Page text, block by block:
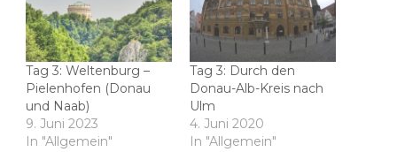
Tag 3: Weltenburg –
Pielenhofen (Donau
und Naab)
9. Juni 2023
In "Allgemein"
Tag 3: Durch den
Donau-Alb-Kreis nach
Ulm
4. Juni 2020
In "Allgemein"